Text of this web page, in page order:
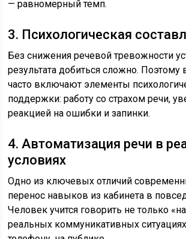
— равномерный темп.
3. Психологическая
Без снижения речевой тревожности
результата добиться сложно.
часто включают элементы
поддержки: работу со страхом речи,
реакцией на ошибки и запинки.
4. Автоматизация речи в
условиях
Одно из ключевых отличий
перенос навыков из кабинета в
Человек учится говорить не только
реальных коммуникативных